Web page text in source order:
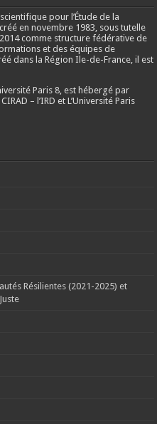
pour l’Étude de la
ennovembre 1983, sous tutelle
comme structure fédérative de
et des équipes de
dans la Région Ile-de-France, il est
Paris 8, est hébergé par
– l’IRD et L’Université Paris
Résilientes (2021-2025) et